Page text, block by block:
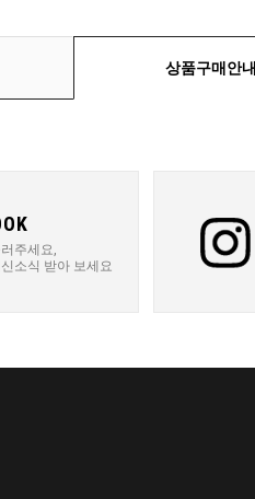
상품구매안내
주세요,
소식 받아 보세요